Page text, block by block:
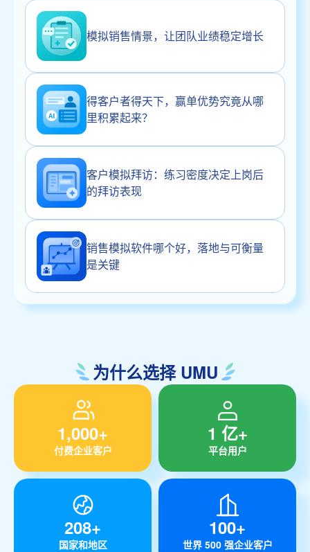
模拟销售情景，让团队业绩稳定增长
得客户者得天下，赢单优势究竟从哪
里积累起来？
客户模拟拜访：练习密度决定上岗后
的拜访表现
销售模拟软件哪个好，落地与可衡量
是关键
为什么选择 UMU
1,000+
付费企业客户
1 亿+
平台用户
208+
国家和地区
100+
世界 500 强企业客户